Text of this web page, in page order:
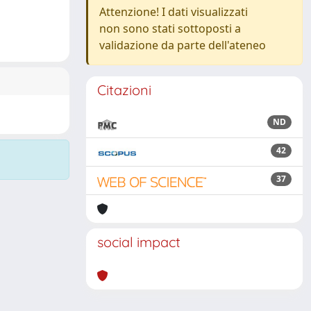
Attenzione! I dati visualizzati
non sono stati sottoposti a
validazione da parte dell'ateneo
Citazioni
ND
42
37
social impact